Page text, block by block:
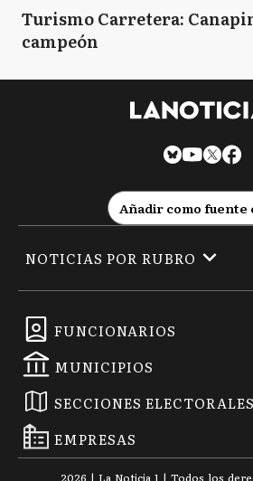
Turismo Carretera:
campeón
Añadir como fuente
FUNCIONARIOS
MUNICIPIOS
SECCIONES ELECTORALES
EMPRESAS
NOTICIAS POR RUBRO
2026 | La Noticia 1 | Todos los